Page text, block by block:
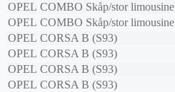
OPEL COMBO Skåp/stor
OPEL COMBO Skåp/stor
OPEL CORSA B (S93)
OPEL CORSA B (S93)
OPEL CORSA B (S93)
OPEL CORSA B (S93)